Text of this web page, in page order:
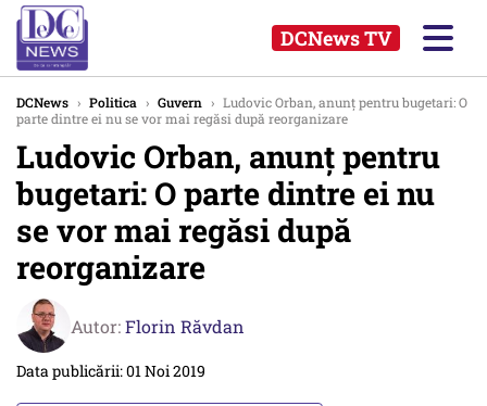
DCNews TV
DCNews › Politica › Guvern › Ludovic Orban, anunţ pentru bugetari: O
parte dintre ei nu se vor mai regăsi după reorganizare
Ludovic Orban, anunţ pentru
bugetari: O parte dintre ei nu
se vor mai regăsi după
reorganizare
Autor:Florin Răvdan
Data publicării: 01 Noi 2019